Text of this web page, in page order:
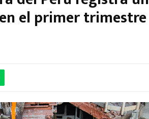
el primer trimestre